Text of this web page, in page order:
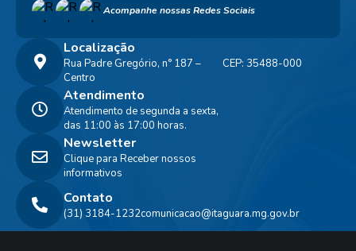
Acompanhe nossas Redes Sociais
Localização
Rua Padre Gregório, n° 187 –
Centro
CEP: 35488-000
Contato
(31) 3184-1232comunicacao@itaguara.mg.gov.br
Atendimento
Atendimento de segunda a sexta,
das 11:00 às 17:00 horas.
Newsletter
Clique para Receber nossos
informativos